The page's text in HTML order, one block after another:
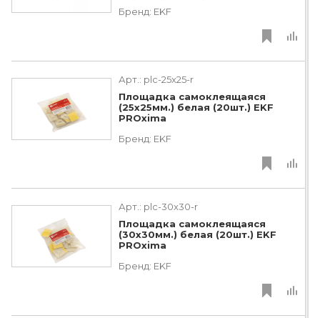
Бренд: EKF
Арт.: plc-25x25-r
Площадка самоклеящаяся
(25х25мм.) белая (20шт.) EKF
PROxima
Бренд: EKF
Арт.: plc-30x30-r
Площадка самоклеящаяся
(30х30мм.) белая (20шт.) EKF
PROxima
Бренд: EKF